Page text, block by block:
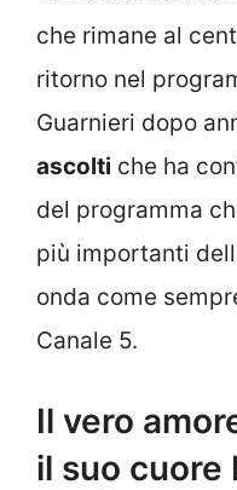
che rimane al
ritorno nel
Guarnieri dopo
ascolti che ha
del programma
più importanti
onda come
Canale 5.
Il vero
il suo